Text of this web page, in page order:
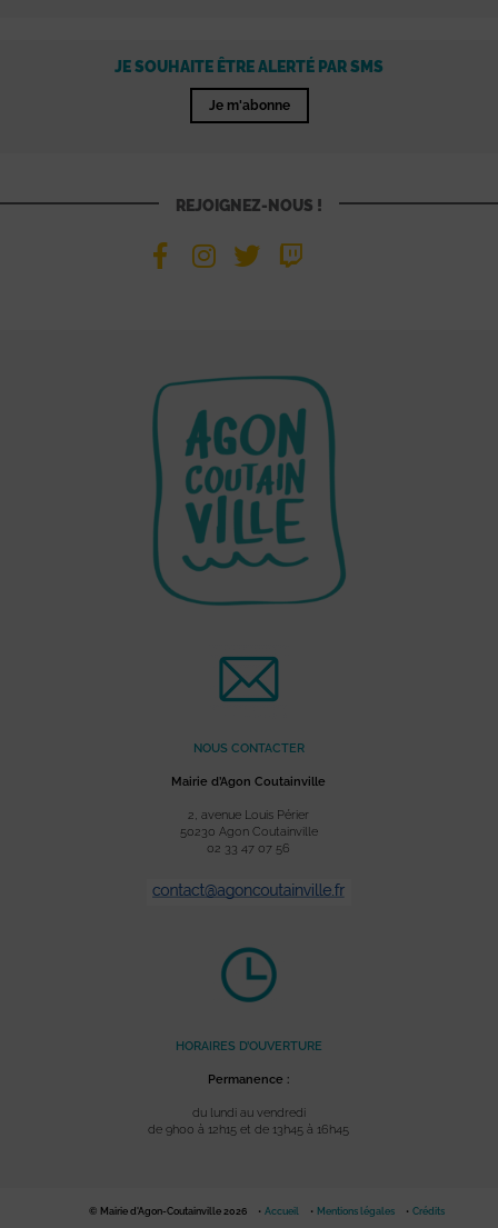
JE SOUHAITE ÊTRE ALERTÉ PAR SMS
Je m'abonne
REJOIGNEZ-NOUS !
NOUS CONTACTER
Mairie d’Agon Coutainville
2, avenue Louis Périer
50230 Agon Coutainville
02 33 47 07 56
HORAIRES D’OUVERTURE
Permanence :
du lundi au vendredi
de 9h00 à 12h15 et de 13h45 à 16h45
© Mairie d'Agon-Coutainville 2026 Accueil Mentions légales Crédits